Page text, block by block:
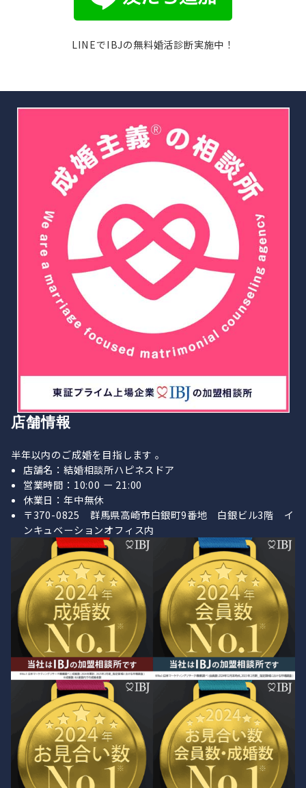
LINEでIBJの無料婚活診断実施中！
店舗情報
半年以内のご成婚を目指します 。
店舗名：結婚相談所ハピネスドア
営業時間：10:00 ー 21:00
休業日：年中無休
〒370-0825 群馬県高崎市白銀町9番地 白銀ビル3階 イ
ンキュベーションオフィス内